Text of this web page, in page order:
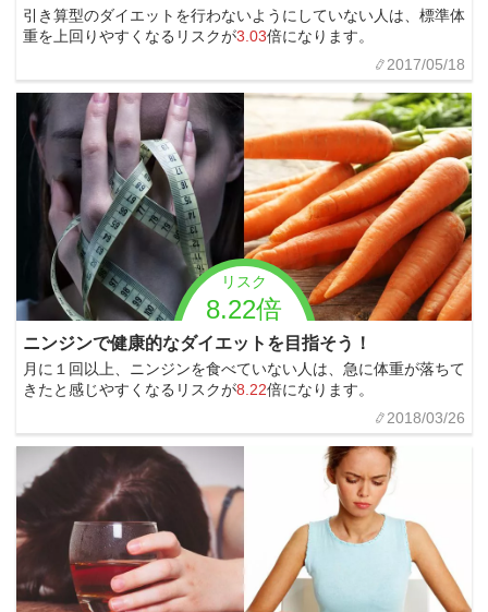
引き算型のダイエットを行わないようにしていない人は、標準体
重を上回りやすくなるリスクが3.03倍になります。
2017/05/18
リスク
8.22倍
ニンジンで健康的なダイエットを目指そう！
月に１回以上、ニンジンを食べていない人は、急に体重が落ちて
きたと感じやすくなるリスクが8.22倍になります。
2018/03/26